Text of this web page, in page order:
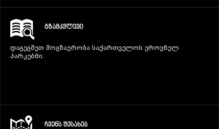
ᲒᲖᲐᲛᲙᲕᲚᲔᲕᲘ
დაგეგმეთ მოგზაურობა საქართველოს ეროვნულ
პარკებში.
ᲩᲕᲔᲜᲡ ᲨᲔᲡᲐᲮᲔᲑ